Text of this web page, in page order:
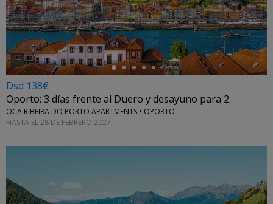
←
Dsd 138€
Oporto: 3 días frente al Duero y desayuno para 2
OCA RIBEIRA DO PORTO APARTMENTS • OPORTO
HASTA EL 28 DE FEBRERO 2027